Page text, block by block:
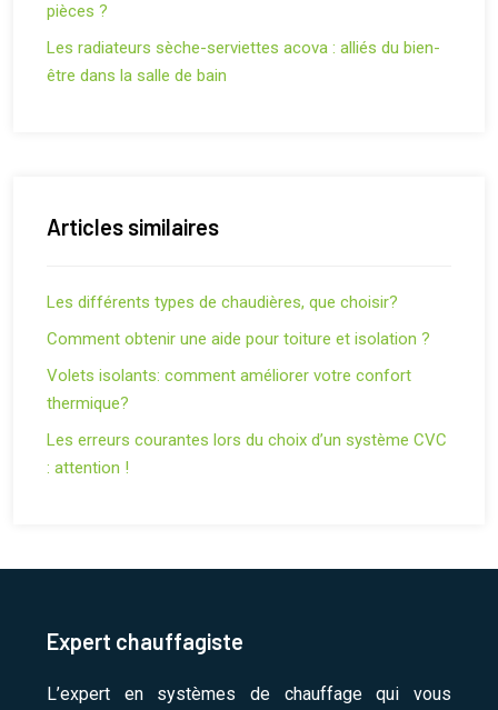
pièces ?
Les radiateurs sèche-serviettes acova : alliés du bien-
être dans la salle de bain
Articles similaires
Les différents types de chaudières, que choisir?
Comment obtenir une aide pour toiture et isolation ?
Volets isolants: comment améliorer votre confort
thermique?
Les erreurs courantes lors du choix d’un système CVC
: attention !
Expert chauffagiste
L’expert en systèmes de chauffage qui vous